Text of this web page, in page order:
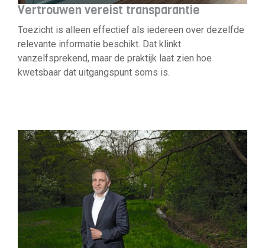
Vertrouwen vereist transparantie
Toezicht is alleen effectief als iedereen over dezelfde
relevante informatie beschikt. Dat klinkt
vanzelfsprekend, maar de praktijk laat zien hoe
kwetsbaar dat uitgangspunt soms is.